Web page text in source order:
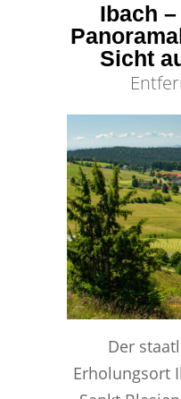
Ibach
Sicht
Der
Erholungsort